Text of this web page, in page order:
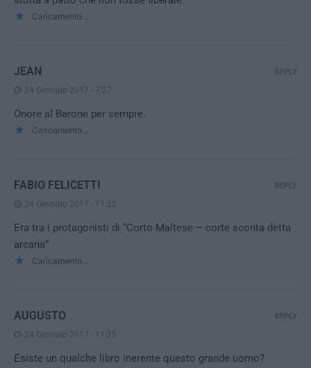
Caricamento...
JEAN
24 Gennaio 2017 - 7:27
Onore al Barone per sempre.
Caricamento...
REPLY
FABIO FELICETTI
24 Gennaio 2017 - 11:22
Era tra i protagonisti di “Corto Maltese – corte sconta detta
arcana”
Caricamento...
REPLY
AUGUSTO
24 Gennaio 2017 - 11:35
Esiste un qualche libro inerente questo grande uomo?
REPLY